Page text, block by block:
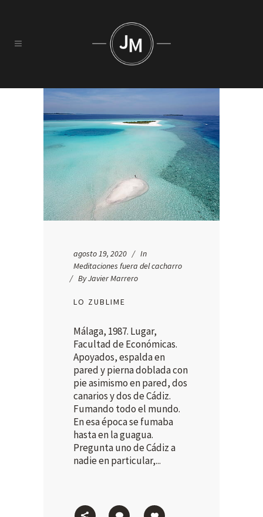
agosto 19, 2020
In
Meditaciones fuera del cacharro
ByJavier Marrero
LO ZUBLIME
Málaga, 1987. Lugar,
Facultad de Económicas.
Apoyados, espalda en
pared y pierna doblada con
pie asimismo en pared, dos
canarios y dos de Cádiz.
Fumando todo el mundo.
En esa época se fumaba
hasta en la guagua.
Pregunta uno de Cádiz a
nadie en particular,...